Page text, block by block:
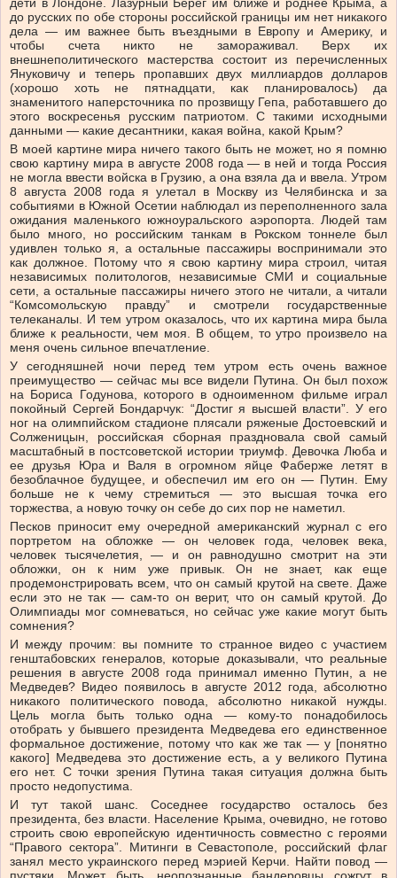
дети в Лондоне. Лазурный Берег им ближе и роднее Крыма, а
до русских по обе стороны российской границы им нет никакого
дела — им важнее быть въездными в Европу и Америку, и
чтобы счета никто не замораживал. Верх их
внешнеполитического мастерства состоит из перечисленных
Януковичу и теперь пропавших двух миллиардов долларов
(хорошо хоть не пятнадцати, как планировалось) да
знаменитого наперсточника по прозвищу Гепа, работавшего до
этого воскресенья русским патриотом. С такими исходными
данными — какие десантники, какая война, какой Крым?
В моей картине мира ничего такого быть не может, но я помню
свою картину мира в августе 2008 года — в ней и тогда Россия
не могла ввести войска в Грузию, а она взяла да и ввела. Утром
8 августа 2008 года я улетал в Москву из Челябинска и за
событиями в Южной Осетии наблюдал из переполненного зала
ожидания маленького южноуральского аэропорта. Людей там
было много, но российским танкам в Рокском тоннеле был
удивлен только я, а остальные пассажиры воспринимали это
как должное. Потому что я свою картину мира строил, читая
независимых политологов, независимые СМИ и социальные
сети, а остальные пассажиры ничего этого не читали, а читали
“Комсомольскую правду” и смотрели государственные
телеканалы. И тем утром оказалось, что их картина мира была
ближе к реальности, чем моя. В общем, то утро произвело на
меня очень сильное впечатление.
У сегодняшней ночи перед тем утром есть очень важное
преимущество — сейчас мы все видели Путина. Он был похож
на Бориса Годунова, которого в одноименном фильме играл
покойный Сергей Бондарчук: “Достиг я высшей власти”. У его
ног на олимпийском стадионе плясали ряженые Достоевский и
Солженицын, российская сборная праздновала свой самый
масштабный в постсоветской истории триумф. Девочка Люба и
ее друзья Юра и Валя в огромном яйце Фаберже летят в
безоблачное будущее, и обеспечил им его он — Путин. Ему
больше не к чему стремиться — это высшая точка его
торжества, а новую точку он себе до сих пор не наметил.
Песков приносит ему очередной американский журнал с его
портретом на обложке — он человек года, человек века,
человек тысячелетия, — и он равнодушно смотрит на эти
обложки, он к ним уже привык. Он не знает, как еще
продемонстрировать всем, что он самый крутой на свете. Даже
если это не так — сам-то он верит, что он самый крутой. До
Олимпиады мог сомневаться, но сейчас уже какие могут быть
сомнения?
И между прочим: вы помните то странное видео с участием
генштабовских генералов, которые доказывали, что реальные
решения в августе 2008 года принимал именно Путин, а не
Медведев? Видео появилось в августе 2012 года, абсолютно
никакого политического повода, абсолютно никакой нужды.
Цель могла быть только одна — кому-то понадобилось
отобрать у бывшего президента Медведева его единственное
формальное достижение, потому что как же так — у [понятно
какого] Медведева это достижение есть, а у великого Путина
его нет. С точки зрения Путина такая ситуация должна быть
просто недопустима.
И тут такой шанс. Соседнее государство осталось без
президента, без власти. Население Крыма, очевидно, не готово
строить свою европейскую идентичность совместно с героями
“Правого сектора”. Митинги в Севастополе, российский флаг
занял место украинского перед мэрией Керчи. Найти повод —